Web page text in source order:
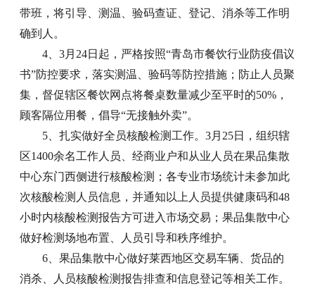
带班，将引导、测温、验码查证、登记、消杀等工作明
确到人。
4、3月24日起，严格按照“青岛市餐饮行业防疫倡议
书”防控要求，落实测温、验码等防控措施；防止人员聚
集，督促辖区餐饮网点将餐桌数量减少至平时的50%，
顾客隔位用餐，倡导“无接触外卖”。
5、扎实做好全员核酸检测工作。3月25日，组织辖
区1400余名工作人员、经商业户和从业人员在果品集散
中心东门西侧进行核酸检测；各专业市场统计未参加此
次核酸检测人员信息，并通知以上人员提供健康码和48
小时内核酸检测报告方可进入市场交易；果品集散中心
做好检测场地布置、人员引导和秩序维护。
6、果品集散中心做好莱西地区交易车辆、货品的
消杀、人员核酸检测报告排查和信息登记等相关工作。